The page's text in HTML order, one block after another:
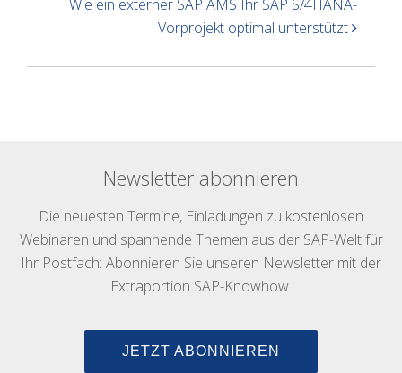
Wie ein externer SAP AMS Ihr SAP S/4HANA-
Vorprojekt optimal unterstützt
Newsletter abonnieren
Die neuesten Termine, Einladungen zu kostenlosen
Webinaren und spannende Themen aus der SAP-Welt für
Ihr Postfach: Abonnieren Sie unseren Newsletter mit der
Extraportion SAP-Knowhow.
JETZT ABONNIEREN